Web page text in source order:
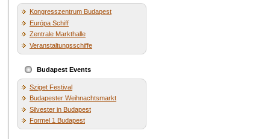
Kongresszentrum Budapest
Európa Schiff
Zentrale Markthalle
Veranstaltungsschiffe
Budapest Events
Sziget Festival
Budapester Weihnachtsmarkt
Silvester in Budapest
Formel 1 Budapest